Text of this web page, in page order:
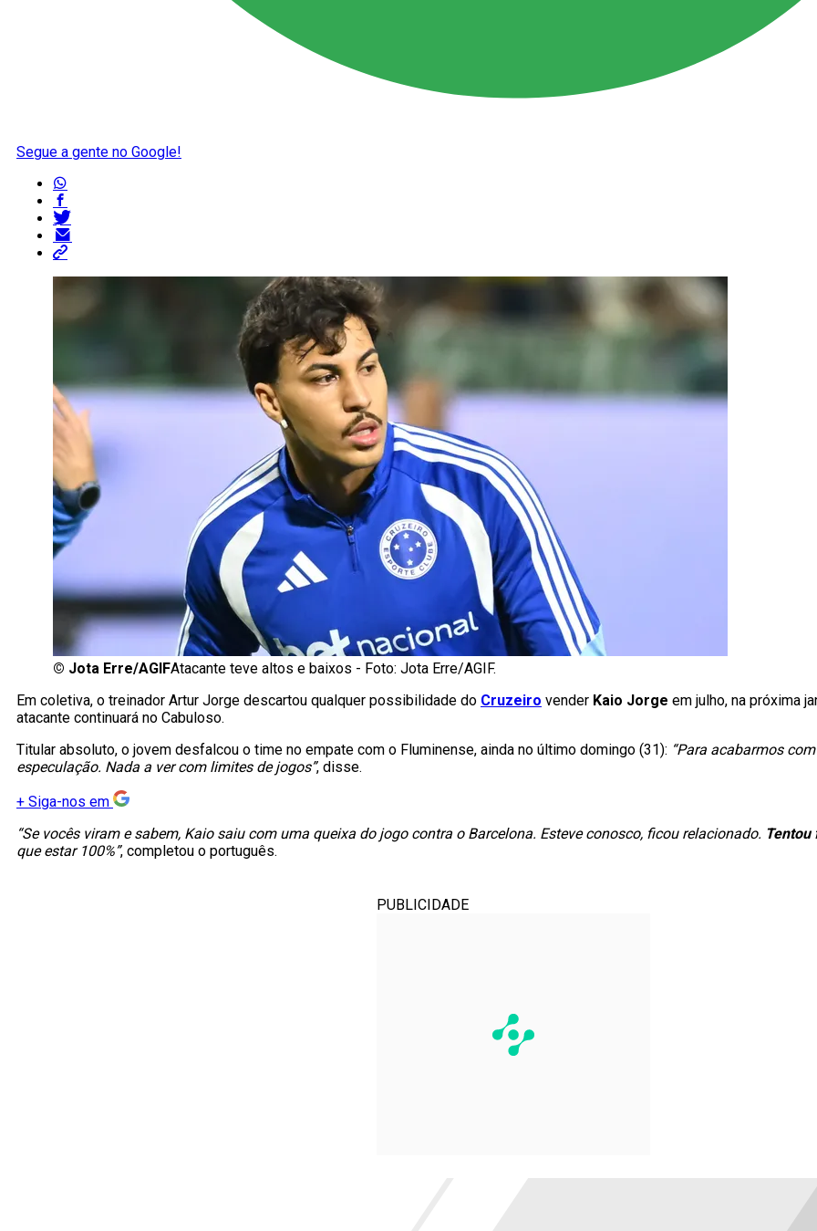
Segue a gente no Google!
© Jota Erre/AGIFAtacante teve altos e baixos - Foto: Jota Erre/AGIF.
Em coletiva, o treinador Artur Jorge descartou qualquer possibilidade do Cruzeiro vender Kaio Jorge em julho, na próxima
atacante continuará no Cabuloso.
Titular absoluto, o jovem desfalcou o time no empate com o Fluminense, ainda no último domingo (31): “Para acabarmos
especulação. Nada a ver com limites de jogos”, disse.
+ Siga-nos em
“Se vocês viram e sabem, Kaio saiu com uma queixa do jogo contra o Barcelona. Esteve conosco, ficou relacionado. Tentou
que estar 100%”, completou o português.
PUBLICIDADE